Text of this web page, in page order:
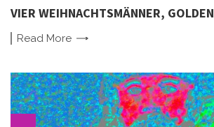
VIER WEIHNACHTSMÄNNER, GOLDEN
Read More